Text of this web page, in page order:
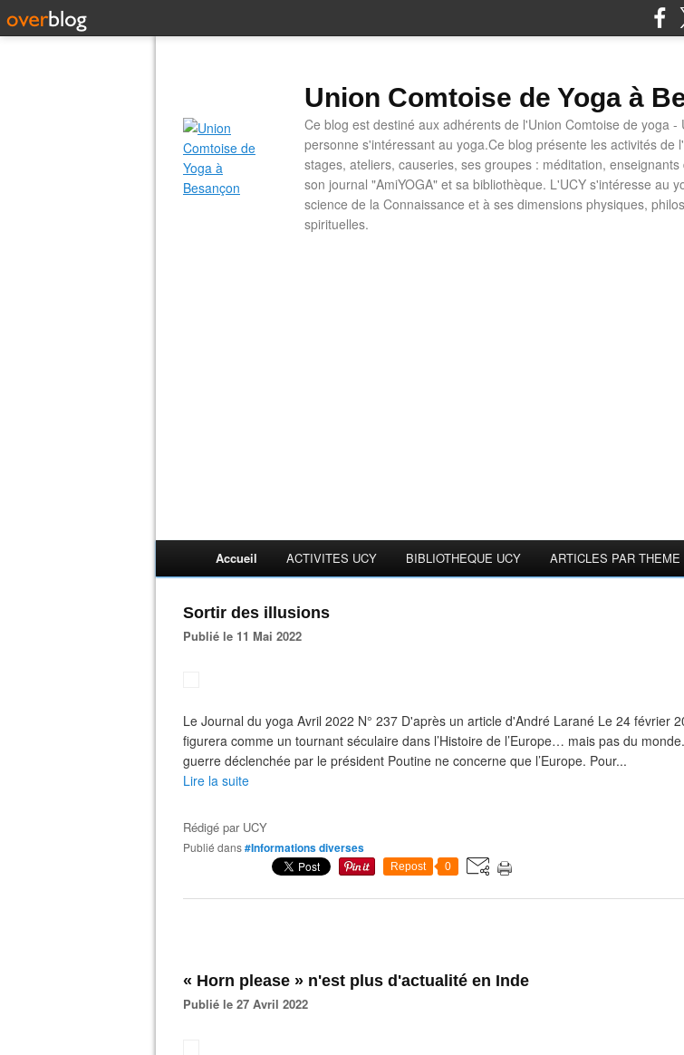
Union Comtoise de Yoga à
Ce blog est destiné aux adhérents de l'Union Comtoise de yoga -
personne s'intéressant au yoga.Ce blog présente les activités de
stages, ateliers, causeries, ses groupes : méditation,
son journal "AmiYOGA" et sa bibliothèque. L'UCY s'intéresse au
science de la Connaissance et à ses dimensions physiques,
spirituelles.
Accueil ACTIVITES UCY BIBLIOTHEQUE UCY ARTICLES PAR THEME
Sortir des illusions
Publié le 11 Mai 2022
Le Journal du yoga Avril 2022 N° 237 D'après un article d'André Larané Le 24 février
figurera comme un tournant séculaire dans l’Histoire de l’Europe… mais pas du
guerre déclenchée par le président Poutine ne concerne que l’Europe. Pour...
Lire la suite
Rédigé par UCY
Publié dans#Informations diverses
Repost 0
« Horn please » n'est plus d'actualité en Inde
Publié le 27 Avril 2022